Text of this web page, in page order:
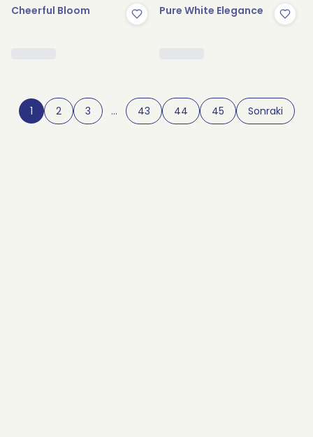
Cheerful Bloom Pure White Elegance
1 2 3 … 43 44 45 Sonraki